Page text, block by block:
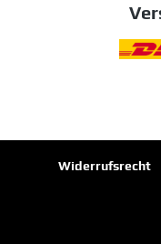
Widerrufsrecht